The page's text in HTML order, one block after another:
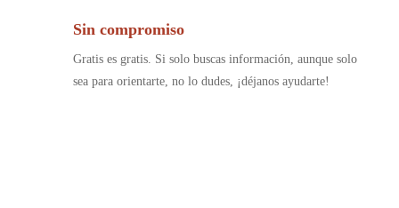
Sin compromiso
Gratis es gratis. Si solo buscas información, aunque solo
sea para orientarte, no lo dudes, ¡déjanos ayudarte!